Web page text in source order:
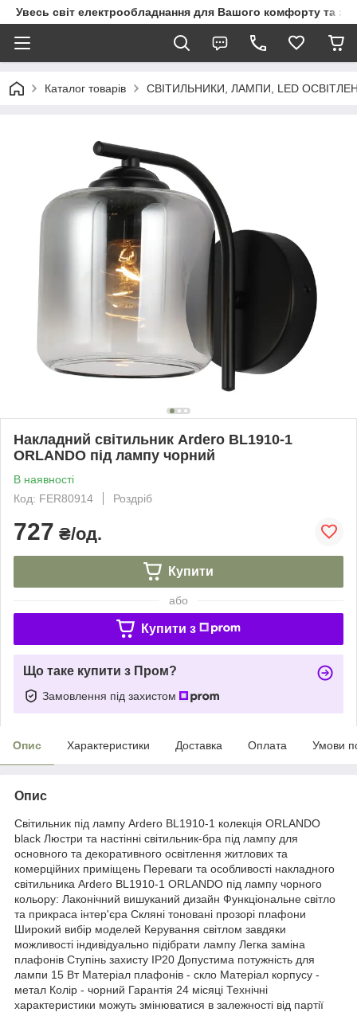
Увесь світ електрообладнання для Вашого комфорту та
Каталог товарів СВІТИЛЬНИКИ, ЛАМПИ, LED
Накладний світильник Ardero BL1910-1
ORLANDO під лампу чорний
В наявності
Код: FER80914
Роздріб
727 ₴/од.
Купити
або
Купити з
Що таке купити з Пром?
Замовлення під захистом
Опис Характеристики Доставка Оплата Умови
Опис
Світильник під лампу Ardero BL1910-1 колекція ORLANDO
black Люстри та настінні світильник-бра під лампу для
основного та декоративного освітлення житлових та
комерційних приміщень Переваги та особливості накладного
світильника Ardero BL1910-1 ORLANDO під лампу чорного
кольору: Лаконічний вишуканий дизайн Функціональне світло
та прикраса інтер'єра Скляні тоновані прозорі плафони
Широкий вибір моделей Керування світлом завдяки
можливості індивідуально підібрати лампу Легка заміна
плафонів Ступінь захисту IP20 Допустима потужність для
лампи 15 Вт Матеріал плафонів - скло Матеріал корпусу -
метал Колір - чорний Гарантія 24 місяці Технічні
характеристики можуть змінюватися в залежності від партії